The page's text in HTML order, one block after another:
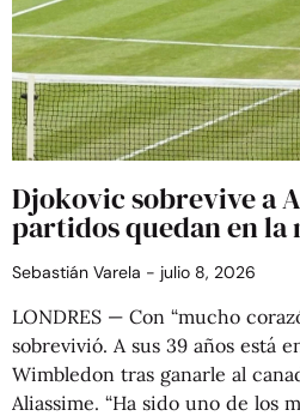
Djokovic sobrevive a
partidos quedan en la
Sebastián Varela julio 8, 2026
LONDRES — Con “mucho
sobrevivió. A sus 39 años está
Wimbledon tras ganarle al
Aliassime. “Ha sido uno de los